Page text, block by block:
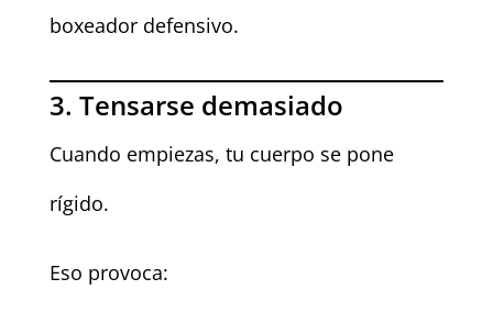
boxeador defensivo.
3. Tensarse demasiado
Cuando empiezas, tu cuerpo se pone
rígido.
Eso provoca: